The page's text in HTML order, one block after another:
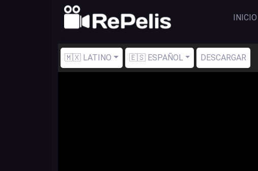
INICIO
🇲🇽 LATINO 🇪🇸 ESPAÑOL DESCARGAR